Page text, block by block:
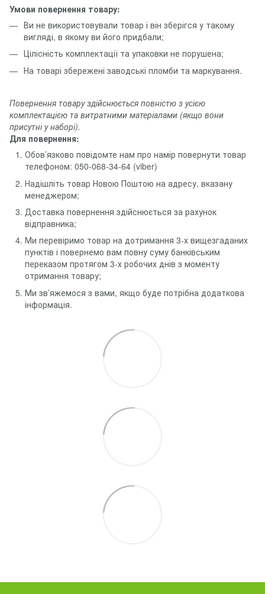
Умови повернення товару:
Ви не використовували товар і він зберігся у такому
вигляді, в якому ви його придбали;
Цілісність комплектації та упаковки не порушена;
На товарі збережені заводські пломби та маркування.
Повернення товару здійснюється повністю з усією
комплектацією та витратними матеріалами (якщо вони
присутні у наборі).
Для повернення:
Обов’язково повідомте нам про намір повернути товар
телефоном: 050-068-34-64 (viber)
Надішліть товар Новою Поштою на адресу, вказану
менеджером;
Доставка повернення здійснюється за рахунок
відправника;
Ми перевіримо товар на дотримання 3-х вищезгаданих
пунктів і повернемо вам повну суму банківським
переказом протягом 3-х робочих днів з моменту
отримання товару;
Ми зв’яжемося з вами, якщо буде потрібна додаткова
інформація.